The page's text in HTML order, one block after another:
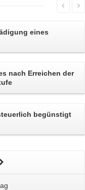
eines
nach Erreichen der
begünstigt